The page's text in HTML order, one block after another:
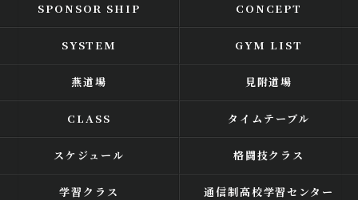
SPONSOR SHIP CONCEPT
SYSTEM GYM LIST
燕道場 見附道場
CLASS タイムテーブル
スケジュール 格闘技クラス
学習クラス 通信制高校学習センター